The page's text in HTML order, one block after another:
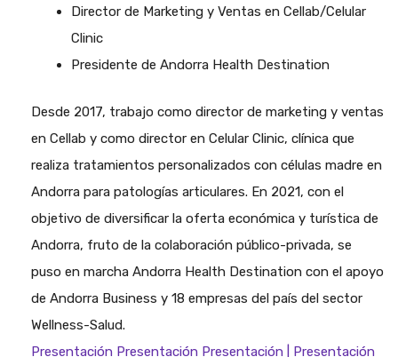
Director de Marketing y Ventas en Cellab/Celular
Clinic
Presidente de Andorra Health Destination
Desde 2017, trabajo como director de marketing y ventas
en Cellab y como director en Celular Clinic, clínica que
realiza tratamientos personalizados con células madre en
Andorra para patologías articulares. En 2021, con el
objetivo de diversificar la oferta económica y turística de
Andorra, fruto de la colaboración público-privada, se
puso en marcha Andorra Health Destination con el apoyo
de Andorra Business y 18 empresas del país del sector
Wellness-Salud.
Presentación Presentación Presentación | Presentación